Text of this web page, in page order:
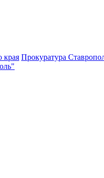
края Прокуратура